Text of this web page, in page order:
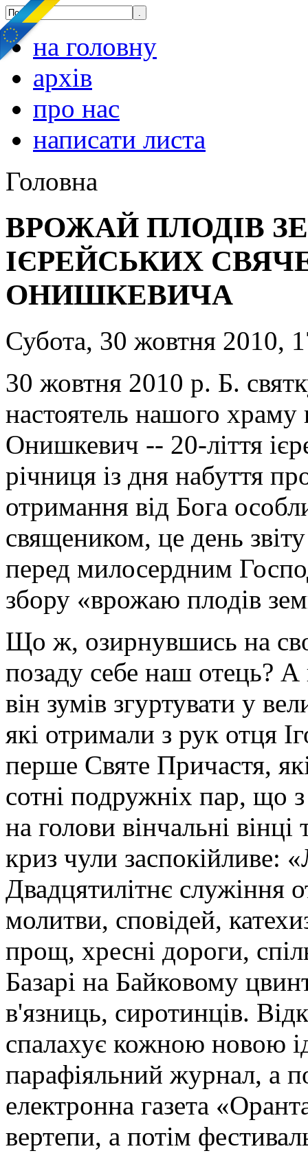
на головну
архів
про нас
написати листа
Головна
ВРОЖАЙ ПЛОДІВ
ІЄРЕЙСЬКИХ
ОНИШКЕВИЧА
Субота, 30 жовтня 2010,
30 жовтня 2010 р. Б.
настоятель нашого храму
Онишкевич -- 20-ліття
річниця із дня набуття
отримання від Бога
священиком, це день
перед милосердним
збору «врожаю плодів
Що ж, озирнувшись на
позаду себе наш отець?
він зумів згуртувати у
які отримали з рук отця
перше Святе Причастя,
сотні подружніх пар, що
на голови вінчальні
криз чули заспокійливе:
Двадцятилітнє служіння
молитви, сповідей,
прощ, хресні дороги,
Базарі на Байковому
в'язниць, сиротинців.
спалахує кожною новою
парафіяльний журнал, а
електронна газета
вертепи, а потім